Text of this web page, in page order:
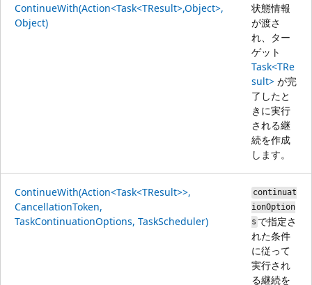
ContinueWith(Action<Task<TResult>,Object>,
Object)
状態情報
が渡さ
れ、ター
ゲット
Task<TRe
sult> が完
了したと
きに実行
される継
続を作成
します。
ContinueWith(Action<Task<TResult>>,
CancellationToken,
TaskContinuationOptions, TaskScheduler)
continuat
ionOption
s で指定さ
れた条件
に従って
実行され
る継続を